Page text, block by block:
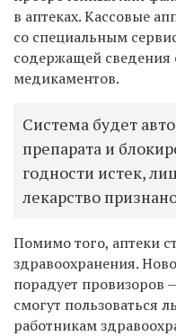
в аптеках. Кассовые
со специальным
содержащей
медикаментов.
Система будет
препарата и
годности истек,
лекарство
Помимо того, аптеки
здравоохранения.
порадует провизоров
смогут пользоваться
работникам